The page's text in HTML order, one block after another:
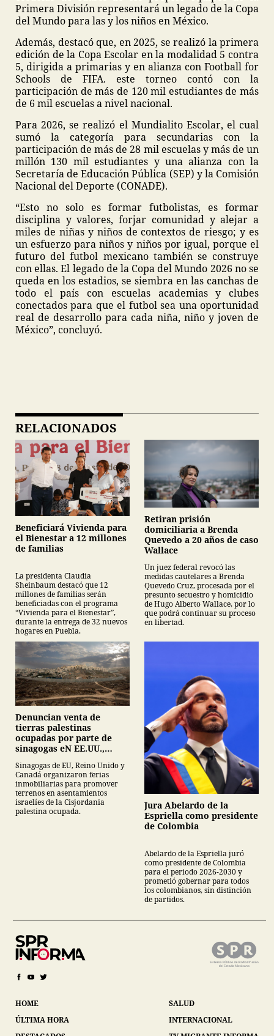
Primera División representará un legado de la Copa
del Mundo para las y los niños en México.
Además, destacó que, en 2025, se realizó la primera
edición de la Copa Escolar en la modalidad 5 contra
5, dirigida a primarias y en alianza con Football for
Schools de FIFA. este torneo contó con la
participación de más de 120 mil estudiantes de más
de 6 mil escuelas a nivel nacional.
Para 2026, se realizó el Mundialito Escolar, el cual
sumó la categoría para secundarias con la
participación de más de 28 mil escuelas y más de un
millón 130 mil estudiantes y una alianza con la
Secretaría de Educación Pública (SEP) y la Comisión
Nacional del Deporte (CONADE).
“Esto no solo es formar futbolistas, es formar
disciplina y valores, forjar comunidad y alejar a
miles de niñas y niños de contextos de riesgo; y es
un esfuerzo para niños y niños por igual, porque el
futuro del futbol mexicano también se construye
con ellas. El legado de la Copa del Mundo 2026 no se
queda en los estadios, se siembra en las canchas de
todo el país con escuelas academias y clubes
conectados para que el futbol sea una oportunidad
real de desarrollo para cada niña, niño y joven de
México”, concluyó.
RELACIONADOS
Beneficiará Vivienda para
el Bienestar a 12 millones
de familias
La presidenta Claudia
Sheinbaum destacó que 12
millones de familias serán
beneficiadas con el programa
“Vivienda para el Bienestar”,
durante la entrega de 32 nuevos
hogares en Puebla.
Retiran prisión
domiciliaria a Brenda
Quevedo a 20 años de caso
Wallace
Un juez federal revocó las
medidas cautelares a Brenda
Quevedo Cruz, procesada por el
presunto secuestro y homicidio
de Hugo Alberto Wallace, por lo
que podrá continuar su proceso
en libertad.
Denuncian venta de
tierras palestinas
ocupadas por parte de
sinagogas eN EE.UU.,
Sinagogas de EU, Reino Unido y
Canadá organizaron ferias
inmobiliarias para promover
terrenos en asentamientos
israelíes de la Cisjordania
palestina ocupada.
Jura Abelardo de la
Espriella como presidente
de Colombia
Abelardo de la Espriella juró
como presidente de Colombia
para el periodo 2026-2030 y
prometió gobernar para todos
los colombianos, sin distinción
de partidos.
HOME
ÚLTIMA HORA
SALUD
INTERNACIONAL